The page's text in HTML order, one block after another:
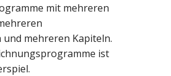
mit mehreren
mehreren Kapiteln.
ist